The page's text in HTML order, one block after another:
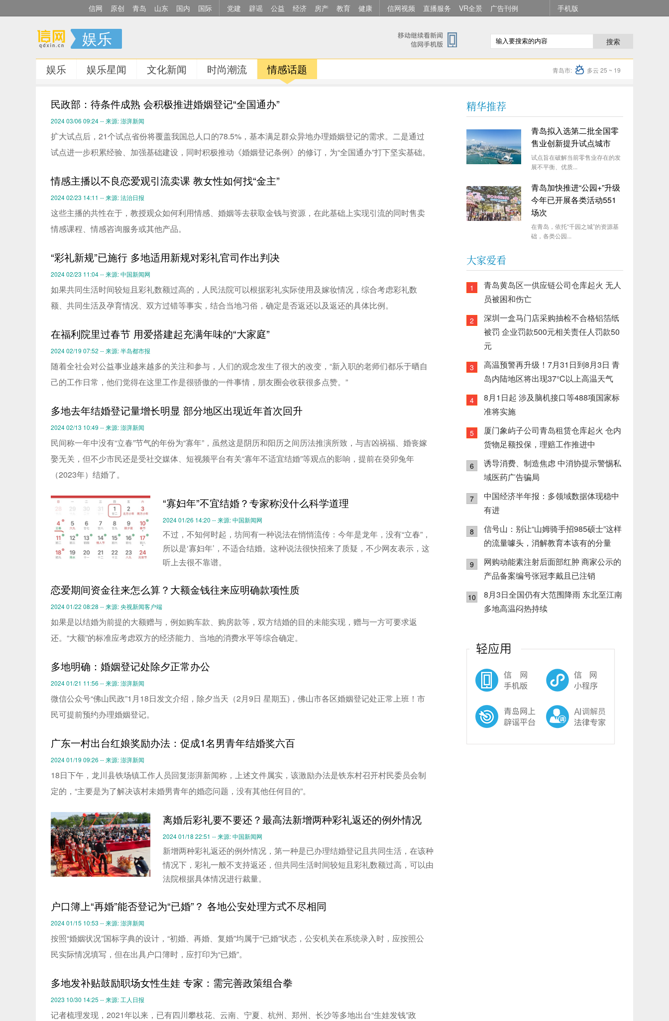
信网 原创 青岛 山东 国内 国际 党建 辟谣 公益 经济 房产 教育 健康 信网视频 直播服务 VR全景 广告刊例 手机版
娱乐 搜索
娱乐 娱乐星闻 文化新闻 时尚潮流 情感话题 青岛市: 多云 25 ~ 19
民政部：待条件成熟 会积极推进婚姻登记“全国通办”
2024 03/06 09:24 -- 来源: 澎湃新闻
扩大试点后，21个试点省份将覆盖我国总人口的78.5%，基本满足群众异地办理婚姻登记的需求。二是通过
试点进一步积累经验、加强基础建设，同时积极推动《婚姻登记条例》的修订，为“全国通办”打下坚实基础。
情感主播以不良恋爱观引流卖课 教女性如何找“金主”
2024 02/23 14:11 -- 来源: 法治日报
这些主播的共性在于，教授观众如何利用情感、婚姻等去获取金钱与资源，在此基础上实现引流的同时售卖
情感课程、情感咨询服务或其他产品。
“彩礼新规”已施行 多地适用新规对彩礼官司作出判决
2024 02/23 11:04 -- 来源: 中国新闻网
如果共同生活时间较短且彩礼数额过高的，人民法院可以根据彩礼实际使用及嫁妆情况，综合考虑彩礼数
额、共同生活及孕育情况、双方过错等事实，结合当地习俗，确定是否返还以及返还的具体比例。
在福利院里过春节 用爱搭建起充满年味的“大家庭”
2024 02/19 07:52 -- 来源: 半岛都市报
随着全社会对公益事业越来越多的关注和参与，人们的观念发生了很大的改变，“新入职的老师们都乐于晒自
己的工作日常，他们觉得在这里工作是很骄傲的一件事情，朋友圈会收获很多点赞。”
多地去年结婚登记量增长明显 部分地区出现近年首次回升
2024 02/13 10:49 -- 来源: 澎湃新闻
民间称一年中没有“立春”节气的年份为“寡年”，虽然这是阴历和阳历之间历法推演所致，与吉凶祸福、婚丧嫁
娶无关，但不少市民还是受社交媒体、短视频平台有关“寡年不适宜结婚”等观点的影响，提前在癸卯兔年
（2023年）结婚了。
“寡妇年”不宜结婚？专家称没什么科学道理
2024 01/26 14:20 -- 来源: 中国新闻网
不过，不知何时起，坊间有一种说法在悄悄流传：今年是龙年，没有“立春”，
所以是‘寡妇年’，不适合结婚。这种说法很快招来了质疑，不少网友表示，这
听上去很不靠谱。
恋爱期间资金往来怎么算？大额金钱往来应明确款项性质
2024 01/22 08:28 -- 来源: 央视新闻客户端
如果是以结婚为前提的大额赠与，例如购车款、购房款等，双方结婚的目的未能实现，赠与一方可要求返
还。“大额”的标准应考虑双方的经济能力、当地的消费水平等综合确定。
多地明确：婚姻登记处除夕正常办公
2024 01/21 11:56 -- 来源: 澎湃新闻
微信公众号“佛山民政”1月18日发文介绍，除夕当天（2月9日 星期五)，佛山市各区婚姻登记处正常上班！市
民可提前预约办理婚姻登记。
广东一村出台红娘奖励办法：促成1名男青年结婚奖六百
2024 01/19 09:26 -- 来源: 澎湃新闻
18日下午，龙川县铁场镇工作人员回复澎湃新闻称，上述文件属实，该激励办法是铁东村召开村民委员会制
定的，“主要是为了解决该村未婚男青年的婚恋问题，没有其他任何目的”。
离婚后彩礼要不要还？最高法新增两种彩礼返还的例外情况
2024 01/18 22:51 -- 来源: 中国新闻网
新增两种彩礼返还的例外情况，第一种是已办理结婚登记且共同生活，在该种
情况下，彩礼一般不支持返还，但共同生活时间较短且彩礼数额过高，可以由
法院根据具体情况进行裁量。
户口簿上“再婚”能否登记为“已婚”？ 各地公安处理方式不尽相同
2024 01/15 10:53 -- 来源: 澎湃新闻
按照“婚姻状况”国标字典的设计，“初婚、再婚、复婚”均属于“已婚”状态，公安机关在系统录入时，应按照公
民实际情况填写，但在出具户口簿时，应打印为“已婚”。
多地发补贴鼓励职场女性生娃 专家：需完善政策组合拳
2023 10/30 14:25 -- 来源: 工人日报
记者梳理发现，2021年以来，已有四川攀枝花、云南、宁夏、杭州、郑州、长沙等多地出台“生娃发钱”政
精华推荐
青岛拟入选第二批全国零
售业创新提升试点城市
试点旨在破解当前零售业存在的发
展不平衡、优质...
青岛加快推进“公园+”升级
今年已开展各类活动551
场次
在青岛，依托“千园之城”的资源基
础，各类公园...
大家爱看
1
青岛黄岛区一供应链公司仓库起火 无人
员被困和伤亡
2
深圳一盒马门店采购抽检不合格铝箔纸
被罚 企业罚款500元相关责任人罚款50
元
3
高温预警再升级！7月31日到8月3日 青
岛内陆地区将出现37°C以上高温天气
4
8月1日起 涉及脑机接口等488项国家标
准将实施
5
厦门象屿子公司青岛租赁仓库起火 仓内
货物足额投保，理赔工作推进中
6
诱导消费、制造焦虑 中消协提示警惕私
域医药广告骗局
7
中国经济半年报：多领域数据体现稳中
有进
8
信号山：别让“山姆骑手招985硕士”这样
的流量噱头，消解教育本该有的分量
9
网购动能素注射后面部红肿 商家公示的
产品备案编号张冠李戴且已注销
10
8月3日全国仍有大范围降雨 东北至江南
多地高温闷热持续